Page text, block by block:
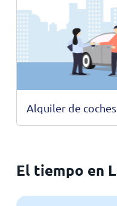
Alquiler de
El tiempo en